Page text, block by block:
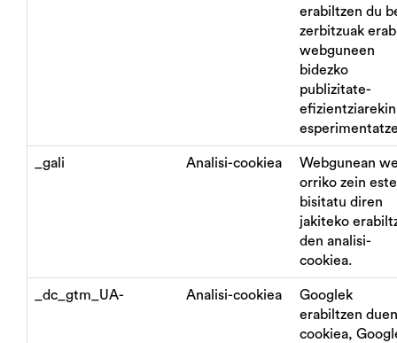
erabiltzen du
zerbitzuak
webguneen
bidezko
publizitate-
efizientziarekin
_gali Analisi-cookiea
Webgunean
orriko zein
bisitatu diren
jakiteko
den analisi-
cookiea.
_dc_gtm_UA- Analisi-cookiea
Googlek
erabiltzen duen
cookiea,